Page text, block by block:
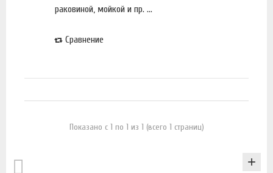
раковиной, мойкой и пр. ...
Сравнение
Показано с 1 по 1 из 1 (всего 1 страниц)